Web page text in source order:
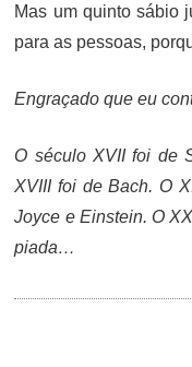
Mas um quinto sábio
para as pessoas,
Engraçado que eu
O século XVII foi de
XVIII foi de Bach. O
Joyce e Einstein. O
piada…